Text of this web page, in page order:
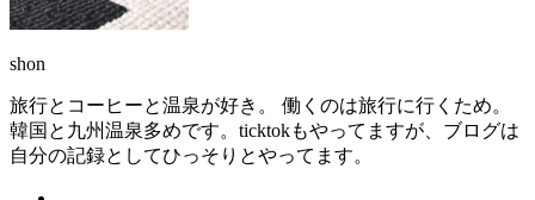
shon
旅行とコーヒーと温泉が好き。 働くのは旅行に行くため。
韓国と九州温泉多めです。ticktokもやってますが、ブログは
自分の記録としてひっそりとやってます。